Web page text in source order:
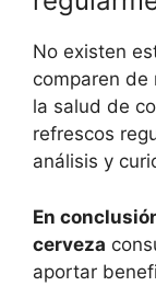
No existen
comparen de
la salud de
refrescos
análisis y
En
cerveza
aportar